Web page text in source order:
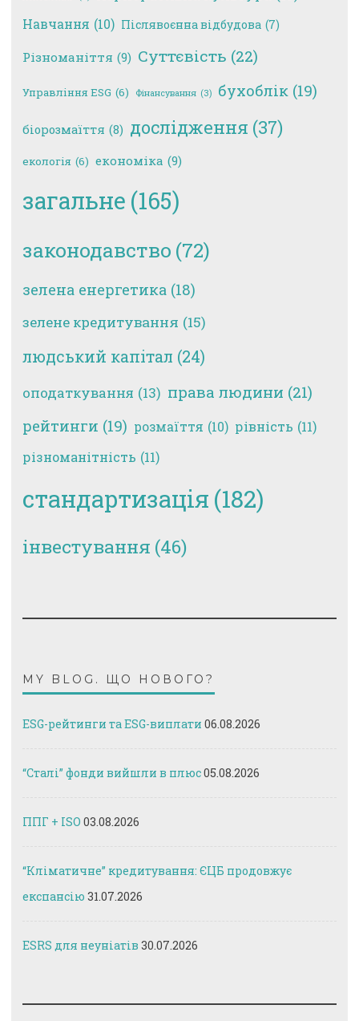
Навчання (10) Післявоєнна відбудова (7)
Різноманіття (9) Суттєвість (22)
Управління ESG (6) Фінансування (3) бухоблік (19)
біорозмаїття (8) дослідження (37)
екологія (6) економіка (9)
загальне (165)
законодавство (72)
зелена енергетика (18)
зелене кредитування (15)
людський капітал (24)
оподаткування (13) права людини (21)
рейтинги (19) розмаїття (10) рівність (11)
різноманітність (11)
стандартизація (182)
інвестування (46)
MY BLOG. ЩО НОВОГО?
ESG-рейтинги та ESG-виплати 06.08.2026
“Сталі” фонди вийшли в плюс05.08.2026
ППГ + ISO 03.08.2026
“Кліматичне” кредитування: ЄЦБ продовжує
експансію 31.07.2026
ESRS для неуніатів 30.07.2026